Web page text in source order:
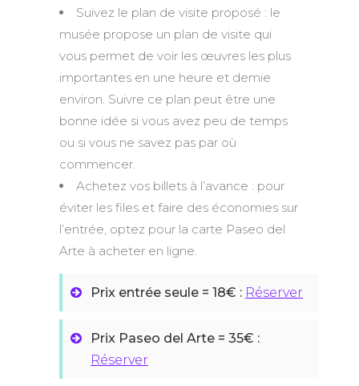
Suivez le plan de visite proposé : le
musée propose un plan de visite qui
vous permet de voir les œuvres les plus
importantes en une heure et demie
environ. Suivre ce plan peut être une
bonne idée si vous avez peu de temps
ou si vous ne savez pas par où
commencer.
Achetez vos billets à l’avance : pour
éviter les files et faire des économies sur
l’entrée, optez pour la carte Paseo del
Arte à acheter en ligne.
Prix entrée seule = 18€ : Réserver
Prix Paseo del Arte = 35€ :
Réserver